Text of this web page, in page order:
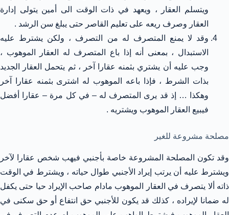
ويتسلم العقار ، ويعهد في ذات الوقت الى أمين يتولى إدارة
العقار وصرف ريعه على تعليم القاصر حتى يبلغ سن الرشد .
وقد لا يمنع المتصرف له من التصرف ، ولكن يشترط عليه
الاستبدال ، بمعنى أنه إذا باع المتصرف له العقار الموهوب ،
وجب عليه أن يشتري بثمنه عقارا آخر ، ثم يتحمل العقار الجديد
بذات الشرط ، فإذا باعه الموهوب له اشترى بثمنه عقارا آخر
وهكذا … إذ قد يرى المتصرف له – في كل مرة – عقارا أفضل
فيبيع العقار الموهوب ويشتريه .
مصلحة مشروعة للغير
وقد تكون المصلحة المشروعة خاصة بأجنبي فيهب شخص عقارا لآخر
ويشترط عليه أن يرتب إيراد الأجنبي طوال حياته ، ويشترط في الوقت
ذاته ألا يتصرف في العقار الموهوب مادام صاحب الإيراد حيا حتى يكفل
له ضمانا لإيراده ، كذلك قد يكون للأجنبي حق انتفاع أو حق سكنى في